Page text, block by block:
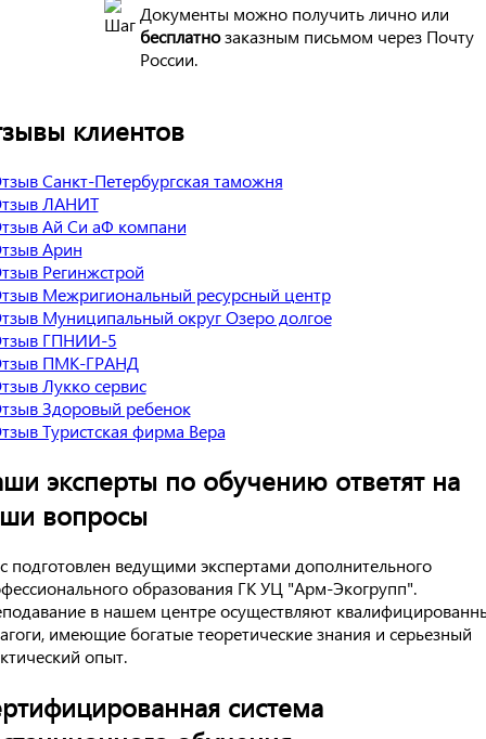
Документы можно получить лично или
бесплатнозаказным письмом через Почту
России.
клиентов
эксперты по обучению ответят на
вопросы
подготовлен ведущими экспертами дополнительного
образования ГК УЦ "Арм-Экогрупп".
в нашем центре осуществляют
имеющие богатые теоретические знания и серьезный
опыт.
система